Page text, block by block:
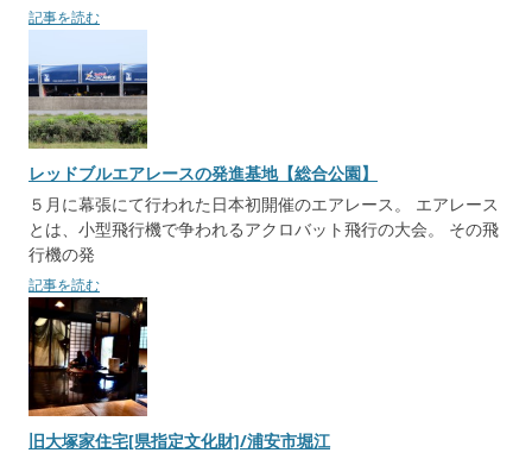
記事を読む
レッドブルエアレースの発進基地【総合公園】
５月に幕張にて行われた日本初開催のエアレース。 エアレース
とは、小型飛行機で争われるアクロバット飛行の大会。 その飛
行機の発
記事を読む
旧大塚家住宅[県指定文化財]/浦安市堀江